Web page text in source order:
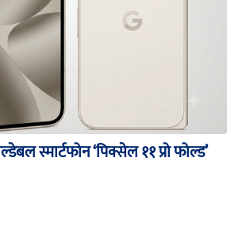
स्मार्टफोन ‘पिक्सेल ११ प्रो फोल्ड’